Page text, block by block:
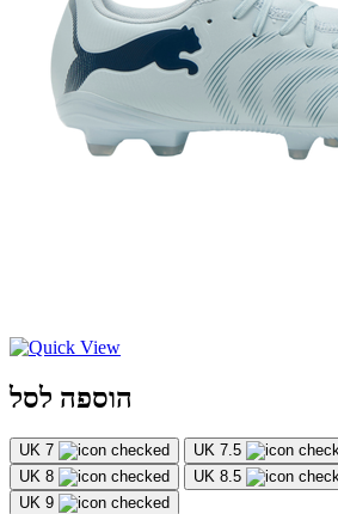
הוספה לסל
UK 7
UK 7.5
UK 8
UK 8.5
UK 9